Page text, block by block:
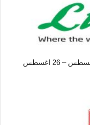
عروض لولو قطر اليوم اهلا بالصيف 4 اغسطس – 26 اغسطس